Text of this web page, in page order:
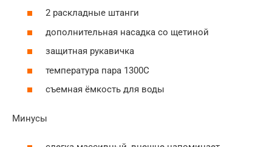
2 раскладные штанги
дополнительная насадка со щетиной
защитная рукавичка
температура пара 1300С
съемная ёмкость для воды
Минусы